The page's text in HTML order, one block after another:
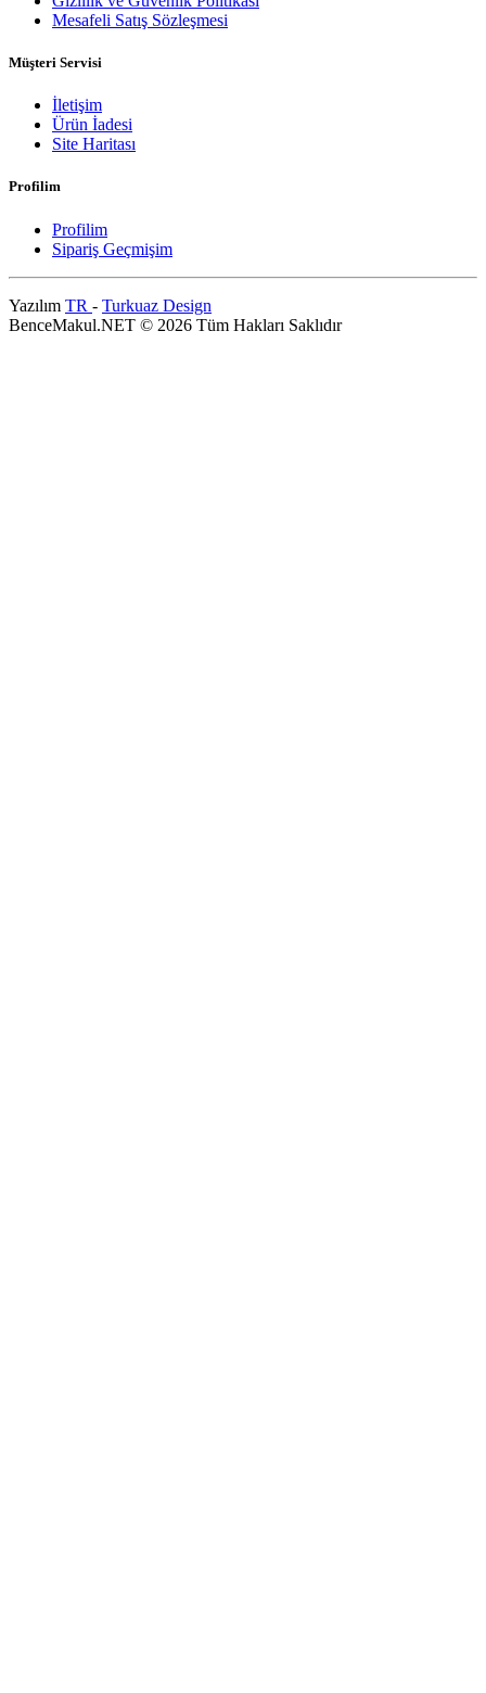
Mesafeli Satış Sözleşmesi
Müşteri Servisi
İletişim
Ürün İadesi
Site Haritası
Profilim
Profilim
Sipariş Geçmişim
Yazılım TR - Turkuaz Design
BenceMakul.NET © 2026 Tüm Hakları Saklıdır